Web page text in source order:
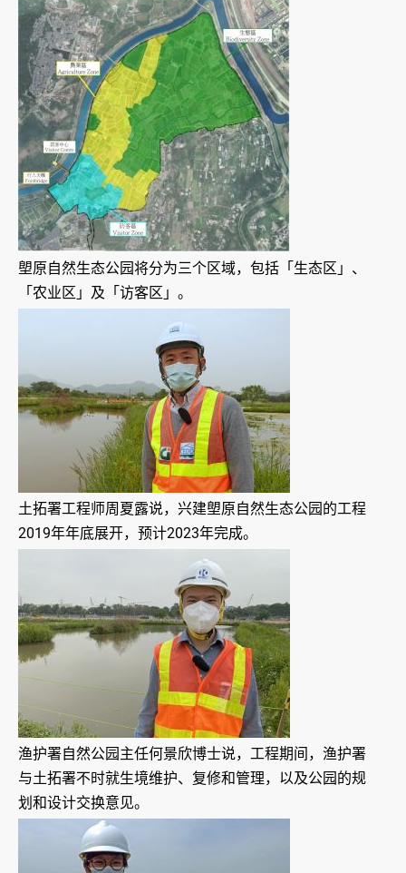
塱原自然生态公园将分为三个区域，包括「生态区」、
「农业区」及「访客区」。
土拓署工程师周夏露说，兴建塱原自然生态公园的工程
2019年年底展开，预计2023年完成。
渔护署自然公园主任何景欣博士说，工程期间，渔护署
与土拓署不时就生境维护、复修和管理，以及公园的规
划和设计交换意见。